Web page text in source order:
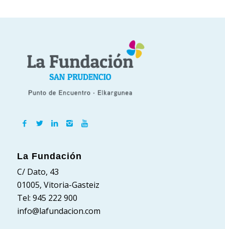
La Fundación
C/ Dato, 43
01005, Vitoria-Gasteiz
Tel: 945 222 900
info@lafundacion.com